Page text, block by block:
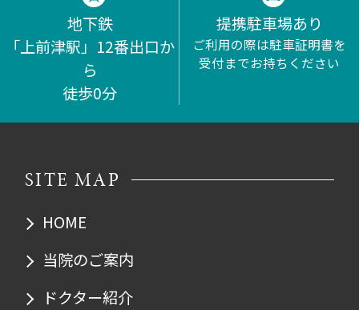
地下鉄
「上前津駅」12番出口か
ら
徒歩0分
提携駐車場あり
ご利用の際は駐車証明書を
受付までお持ちください
SITE MAP
HOME
当院のご案内
ドクター紹介